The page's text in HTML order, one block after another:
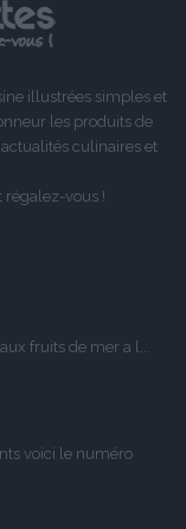
illustrées simples et
les produits de
culinaires et
régalez-vous !
fruits de mer a l...
voici le numéro